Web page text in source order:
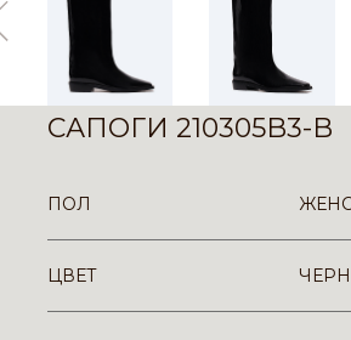
САПОГИ 210305B3-B
ПОЛ
ЦВЕТ